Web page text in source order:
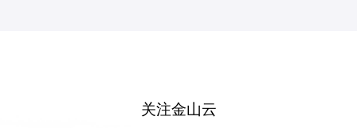
关注金山云